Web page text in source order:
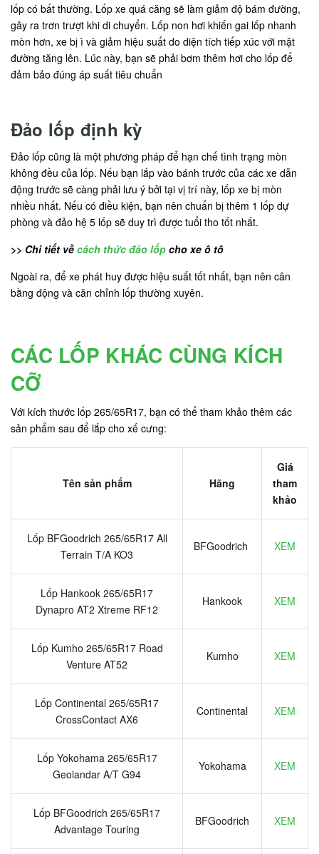
lốp có bất thường. Lốp xe quá căng sẽ làm giảm độ bám đường,
gây ra trơn trượt khi di chuyển. Lốp non hơi khiến gai lốp nhanh
mòn hơn, xe bị ì và giảm hiệu suất do diện tích tiếp xúc với mặt
đường tăng lên. Lúc này, bạn sẽ phải bơm thêm hơi cho lốp để
đảm bảo đúng áp suất tiêu chuẩn
Đảo lốp định kỳ
Đảo lốp cũng là một phương pháp để hạn chế tình trạng mòn
không đều của lốp. Nếu bạn lắp vào bánh trước của các xe dẫn
động trước sẽ càng phải lưu ý bởi tại vị trí này, lốp xe bị mòn
nhiều nhất. Nếu có điều kiện, bạn nên chuẩn bị thêm 1 lốp dự
phòng và đảo hệ 5 lốp sẽ duy trì được tuổi tho tốt nhất.
>> Chi tiết về cách thức đảo lốp cho xe ô tô
Ngoài ra, để xe phát huy được hiệu suất tốt nhất, bạn nên cân
bằng động và căn chỉnh lốp thường xuyên.
CÁC LỐP KHÁC CÙNG KÍCH
CỠ
Với kích thước lốp 265/65R17, bạn có thể tham khảo thêm các
sản phẩm sau để lắp cho xế cưng:
Tên sản phẩm Hãng
Giá
tham
khảo
Lốp BFGoodrich 265/65R17 All
Terrain T/A KO3
BFGoodrich XEM
Lốp Hankook 265/65R17
Dynapro AT2 Xtreme RF12
Hankook XEM
Lốp Kumho 265/65R17 Road
Venture AT52
Kumho XEM
Lốp Continental 265/65R17
CrossContact AX6
Continental XEM
Lốp Yokohama 265/65R17
Geolandar A/T G94
Yokohama XEM
Lốp BFGoodrich 265/65R17
Advantage Touring
BFGoodrich XEM